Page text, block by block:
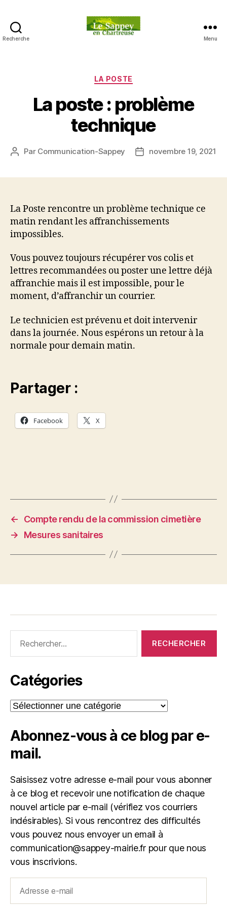
Recherche
en
Chartreuse
Menu
Catégories
LA POSTE
La poste : problème
technique
Auteur
Par Communication-Sappey
Datenovembre 19, 2021
La Poste rencontre un problème technique ce
matin rendant les affranchissements
impossibles.
Vous pouvez toujours récupérer vos colis et
lettres recommandées ou poster une lettre déjà
affranchie mais il est impossible, pour le
moment, d’affranchir un courrier.
Le technicien est prévenu et doit intervenir
dans la journée. Nous espérons un retour à la
normale pour demain matin.
Partager :
Facebook X
←
Compte rendu de la commission cimetière
→
Mesures sanitaires
Catégories
Catégories
Abonnez-vous à ce blog par e-
mail.
Saisissez votre adresse e-mail pour vous abonner
à ce blog et recevoir une notification de chaque
nouvel article par e-mail (vérifiez vos courriers
indésirables). Si vous rencontrez des difficultés
vous pouvez nous envoyer un email à
communication@sappey-mairie.fr pour que nous
vous inscrivions.